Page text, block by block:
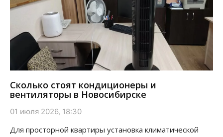
Сколько стоят кондиционеры и
вентиляторы в Новосибирске
01 июля 2026, 18:30
Для просторной квартиры установка климатической